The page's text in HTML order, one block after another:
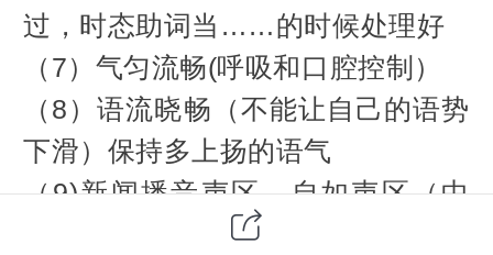
过，时态助词当……的时候处理好
（7）气匀流畅(呼吸和口腔控制）
（8）语流晓畅（不能让自己的语势
下滑）保持多上扬的语气
（9)新闻播音声区，自如声区（中